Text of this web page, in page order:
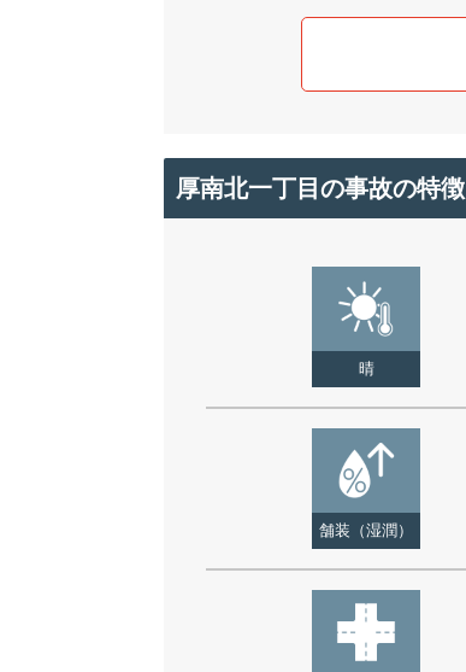
厚南北一丁目の事故の特徴
晴
舗装（湿潤）